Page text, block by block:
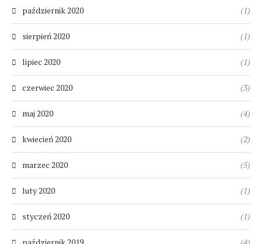
październik 2020 (1)
sierpień 2020 (1)
lipiec 2020 (1)
czerwiec 2020 (3)
maj 2020 (4)
kwiecień 2020 (2)
marzec 2020 (5)
luty 2020 (1)
styczeń 2020 (1)
październik 2019 (4)